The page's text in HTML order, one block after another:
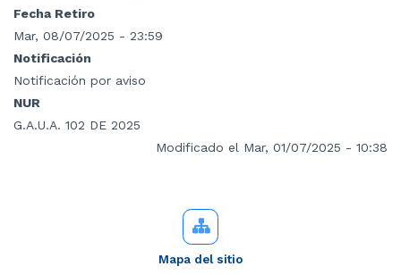
Fecha Retiro
Mar, 08/07/2025 - 23:59
Notificación
Notificación por aviso
NUR
G.A.U.A. 102 DE 2025
Modificado el Mar, 01/07/2025 - 10:38
Mapa del sitio